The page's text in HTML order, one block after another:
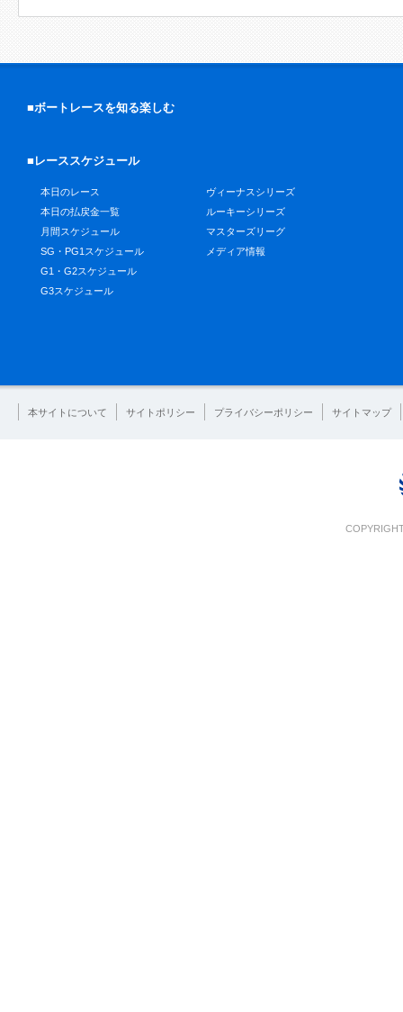
■ボートレースを知る楽しむ
■レーススケジュール
本日のレース
本日の払戻金一覧
月間スケジュール
SG・PG1スケジュール
G1・G2スケジュール
G3スケジュール
ヴィーナスシリーズ
ルーキーシリーズ
マスターズリーグ
メディア情報
本サイトについて サイトポリシー プライバシーポリシー サイトマップ